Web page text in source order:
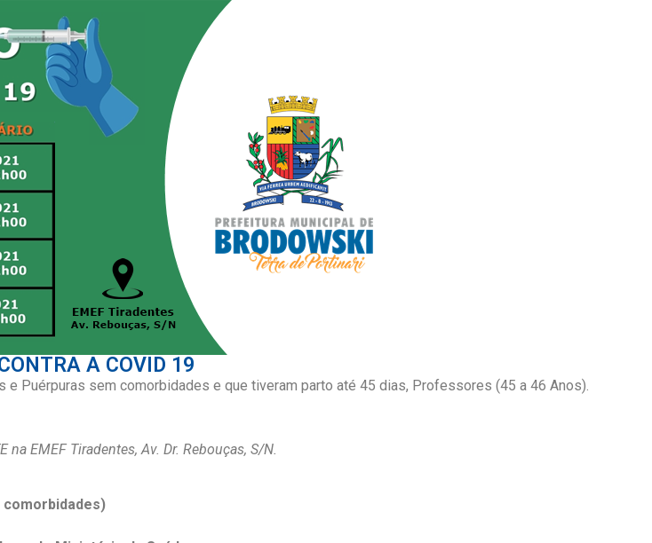
A COVID 19
Puérpuras sem comorbidades e que tiveram parto até 45 dias, Professores (45 a 46 Anos).
na EMEF Tiradentes, Av. Dr. Rebouças, S/N.